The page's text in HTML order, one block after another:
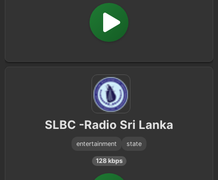
SLBC -Radio Sri Lanka
entertainment state
128 kbps